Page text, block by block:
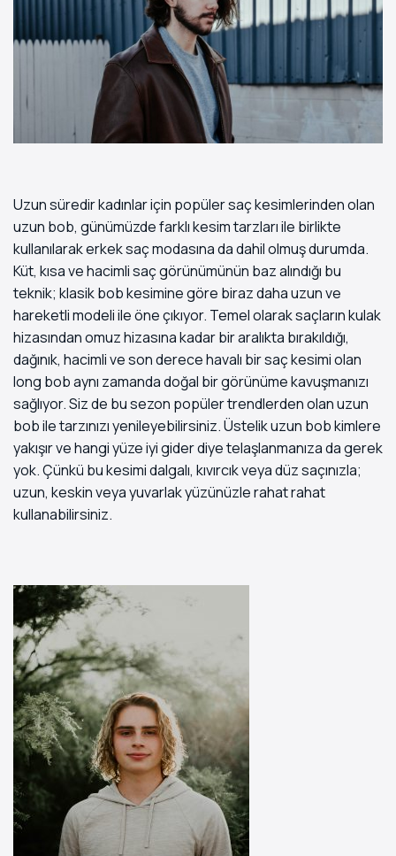
Uzun süredir kadınlar için popüler saç kesimlerinden olan
uzun bob, günümüzde farklı kesim tarzları ile birlikte
kullanılarak erkek saç modasına da dahil olmuş durumda.
Küt, kısa ve hacimli saç görünümünün baz alındığı bu
teknik; klasik bob kesimine göre biraz daha uzun ve
hareketli modeli ile öne çıkıyor. Temel olarak saçların kulak
hizasından omuz hizasına kadar bir aralıkta bırakıldığı,
dağınık, hacimli ve son derece havalı bir saç kesimi olan
long bob aynı zamanda doğal bir görünüme kavuşmanızı
sağlıyor. Siz de bu sezon popüler trendlerden olan uzun
bob ile tarzınızı yenileyebilirsiniz. Üstelik uzun bob kimlere
yakışır ve hangi yüze iyi gider diye telaşlanmanıza da gerek
yok. Çünkü bu kesimi dalgalı, kıvırcık veya düz saçınızla;
uzun, keskin veya yuvarlak yüzünüzle rahat rahat
kullanabilirsiniz.